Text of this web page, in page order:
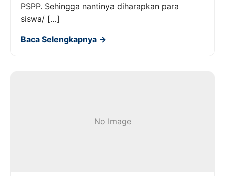
PSPP. Sehingga nantinya diharapkan para
siswa/ […]
Baca Selengkapnya →
No Image